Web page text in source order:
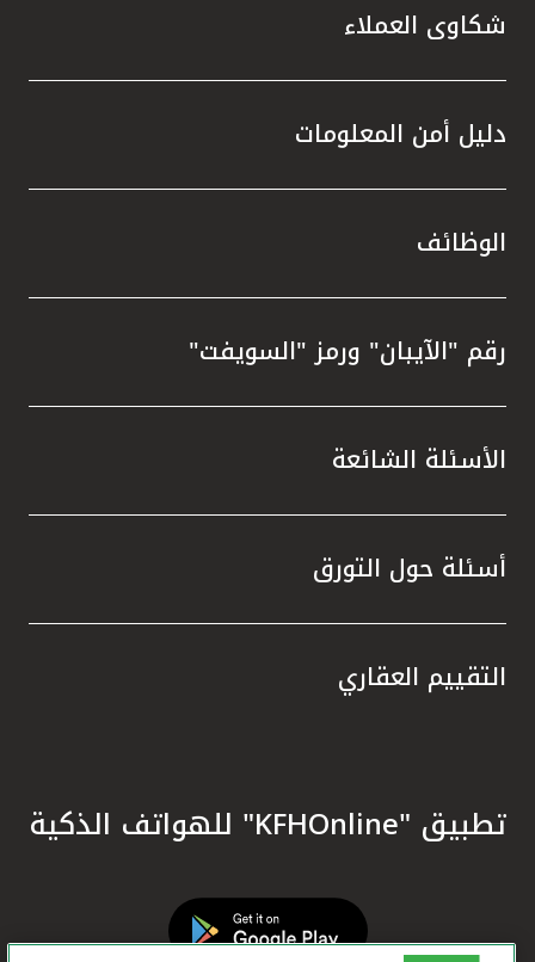
شكاوى العملاء
دليل أمن المعلومات
الوظائف
رقم "الآيبان" ورمز "السويفت"
الأسئلة الشائعة
أسئلة حول التورق
التقييم العقاري
تطبيق "KFHOnline" للهواتف الذكية